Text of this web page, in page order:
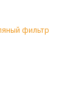
фильтр